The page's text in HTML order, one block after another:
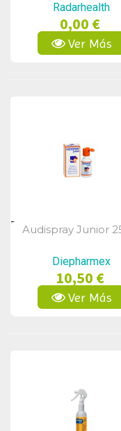
Radarhealth
0,00 €
Ver Más
Vista Rápida
Audispray Junior
Diepharmex
10,50 €
Ver Más